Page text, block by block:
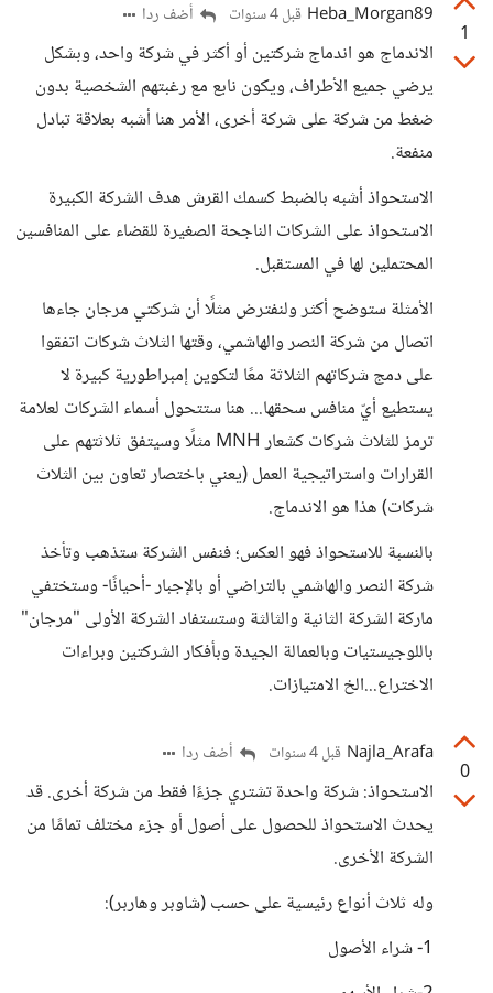
1
Heba_Morgan89 قبل 4 سنوات أضف ردا
الاندماج هو اندماج شركتين أو أكثر في شركة واحد، وبشكل
يرضي جميع الأطراف، ويكون نابع مع رغبتهم الشخصية بدون
ضغط من شركة على شركة أخرى، الأمر هنا أشبه بعلاقة تبادل
منفعة.
الاستحواذ أشبه بالضبط كسمك القرش هدف الشركة الكبيرة
الاستحواذ على الشركات الناجحة الصغيرة للقضاء على المنافسين
المحتملين لها في المستقبل.
الأمثلة ستوضح أكثر ولنفترض مثلًا أن شركتي مرجان جاءها
اتصال من شركة النصر والهاشمي، وقتها الثلاث شركات اتفقوا
على دمج شركاتهم الثلاثة معًا لتكوين إمبراطورية كبيرة لا
يستطيع أيّ منافس سحقها... هنا ستتحول أسماء الشركات لعلامة
ترمز للثلاث شركات كشعار MNH مثلًا وسيتفق ثلاثتهم على
القرارات واستراتيجية العمل (يعني باختصار تعاون بين الثلاث
شركات) هذا هو الاندماج.
بالنسبة للاستحواذ فهو العكس؛ فنفس الشركة ستذهب وتأخذ
شركة النصر والهاشمي بالتراضي أو بالإجبار -أحيانًا- وستختفي
ماركة الشركة الثانية والثالثة وستستفاد الشركة الأولى "مرجان"
باللوجيستيات وبالعمالة الجيدة وبأفكار الشركتين وبراءات
الاختراع...الخ الامتيازات.
0
Najla_Arafa قبل 4 سنوات أضف ردا
الاستحواذ: شركة واحدة تشتري جزءًا فقط من شركة أخرى. قد
يحدث الاستحواذ للحصول على أصول أو جزء مختلف تمامًا من
الشركة الأخرى.
وله ثلاث أنواع رئيسية على حسب (شاوبر وهاربر):
1- شراء الأصول